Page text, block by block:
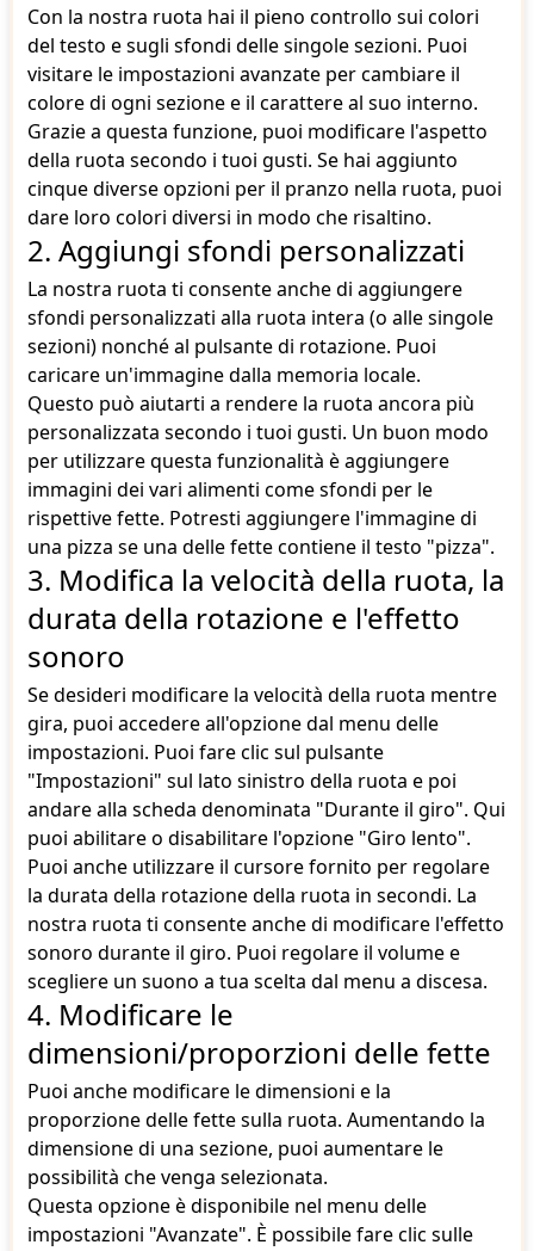
Con la nostra ruota hai il pieno controllo sui colori
del testo e sugli sfondi delle singole sezioni. Puoi
visitare le impostazioni avanzate per cambiare il
colore di ogni sezione e il carattere al suo interno.
Grazie a questa funzione, puoi modificare l'aspetto
della ruota secondo i tuoi gusti. Se hai aggiunto
cinque diverse opzioni per il pranzo nella ruota, puoi
dare loro colori diversi in modo che risaltino.
2. Aggiungi sfondi personalizzati
La nostra ruota ti consente anche di aggiungere
sfondi personalizzati alla ruota intera (o alle singole
sezioni) nonché al pulsante di rotazione. Puoi
caricare un'immagine dalla memoria locale.
Questo può aiutarti a rendere la ruota ancora più
personalizzata secondo i tuoi gusti. Un buon modo
per utilizzare questa funzionalità è aggiungere
immagini dei vari alimenti come sfondi per le
rispettive fette. Potresti aggiungere l'immagine di
una pizza se una delle fette contiene il testo "pizza".
3. Modifica la velocità della ruota, la
durata della rotazione e l'effetto
sonoro
Se desideri modificare la velocità della ruota mentre
gira, puoi accedere all'opzione dal menu delle
impostazioni. Puoi fare clic sul pulsante
"Impostazioni" sul lato sinistro della ruota e poi
andare alla scheda denominata "Durante il giro". Qui
puoi abilitare o disabilitare l'opzione "Giro lento".
Puoi anche utilizzare il cursore fornito per regolare
la durata della rotazione della ruota in secondi. La
nostra ruota ti consente anche di modificare l'effetto
sonoro durante il giro. Puoi regolare il volume e
scegliere un suono a tua scelta dal menu a discesa.
4. Modificare le
dimensioni/proporzioni delle fette
Puoi anche modificare le dimensioni e la
proporzione delle fette sulla ruota. Aumentando la
dimensione di una sezione, puoi aumentare le
possibilità che venga selezionata.
Questa opzione è disponibile nel menu delle
impostazioni "Avanzate". È possibile fare clic sulle